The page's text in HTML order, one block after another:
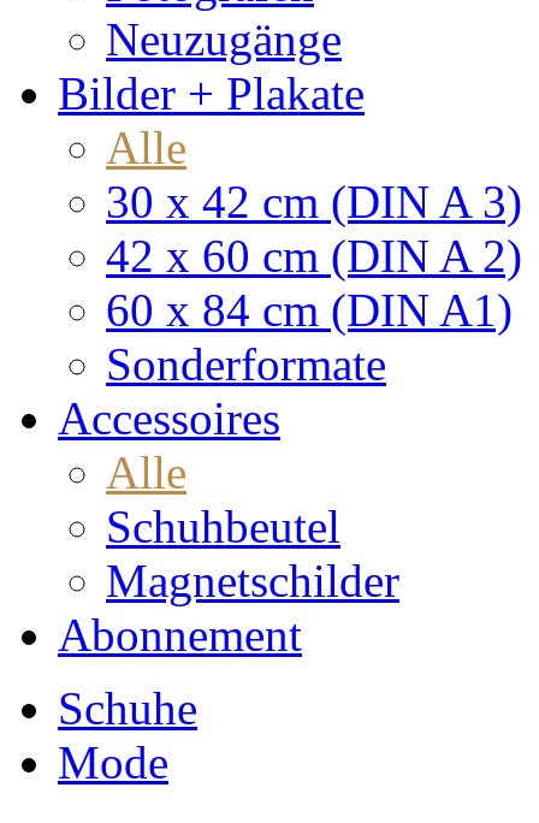
Neuzugänge
Bilder + Plakate
Alle
30 x 42 cm (DIN A 3)
42 x 60 cm (DIN A 2)
60 x 84 cm (DIN A1)
Sonderformate
Accessoires
Alle
Schuhbeutel
Magnetschilder
Abonnement
Schuhe
Mode